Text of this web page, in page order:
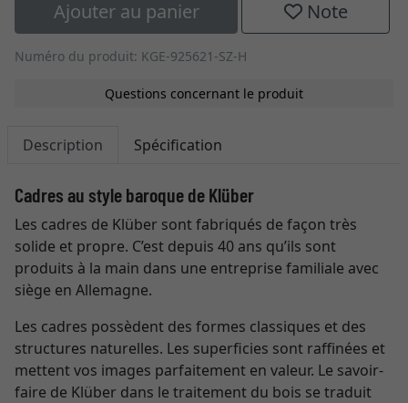
Ajouter au panier Note
Numéro du produit: KGE-925621-SZ-H
Questions concernant le produit
Description Spécification
Cadres au style baroque de Klüber
Les cadres de Klüber sont fabriqués de façon très
solide et propre. C’est depuis 40 ans qu’ils sont
produits à la main dans une entreprise familiale avec
siège en Allemagne.
Les cadres possèdent des formes classiques et des
structures naturelles. Les superficies sont raffinées et
mettent vos images parfaitement en valeur. Le savoir-
faire de Klüber dans le traitement du bois se traduit